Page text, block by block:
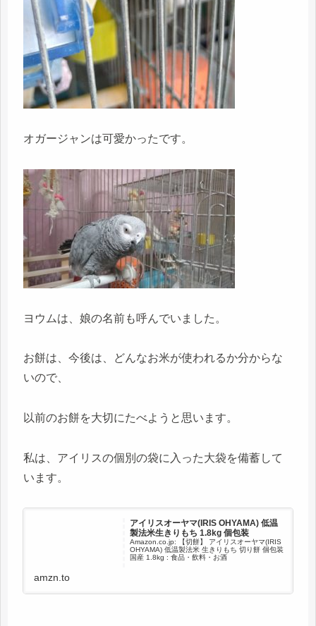
オガージャンは可愛かったです。
ヨウムは、娘の名前も呼んでいました。
お餅は、今後は、どんなお米が使われるか分からな
いので、
以前のお餅を大切にたべようと思います。
私は、アイリスの個別の袋に入った大袋を備蓄して
います。
アイリスオーヤマ(IRIS OHYAMA) 低温
製法米生きりもち 1.8kg 個包装
Amazon.co.jp: 【切餅】 アイリスオーヤマ(IRIS
OHYAMA) 低温製法米 生きりもち 切り餅 個包装
国産 1.8kg : 食品・飲料・お酒
amzn.to